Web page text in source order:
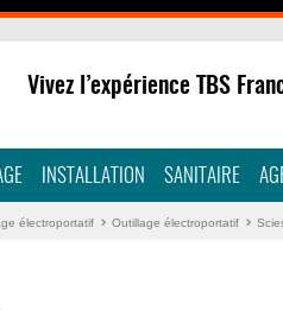
Vivez l’expérience TBS
INSTALLATION SANITAIRE
électroportatif Outillage électroportatif